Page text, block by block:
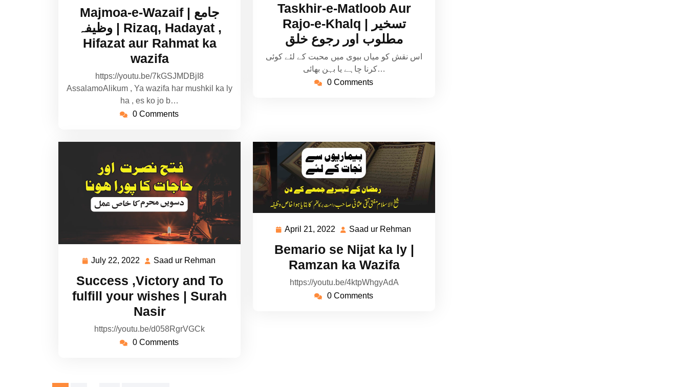
2022
Majmoa-e-Wazaif | جامع
وظیفہ | Rizaq, Hadayat ,
Hifazat aur Rahmat ka
wazifa
https://youtu.be/7kGSJMDBjI8
AssalamoAlikum , Ya wazifa har mushkil ka ly
ha , es ko jo b…
0 Comments
2022
Taskhir-e-Matloob Aur
Rajo-e-Khalq | تسخیر
مطلوب اور رجوع خلق
اس نقش کو میاں بیوی میں محبت کے لئے کوئی
کرنا چاہے یا بہن بھائی…
0 Comments
July 22, 2022
July
2022
Saad ur Rehman
Rehman
Success ,Victory and To
fulfill your wishes | Surah
Nasir
https://youtu.be/d058RgrVGCk
0 Comments
April 21, 2022
April
2022
Saad ur Rehman
Bemario se Nijat ka ly |
Ramzan ka Wazifa
https://youtu.be/4ktpWhgyAdA
0 Comments